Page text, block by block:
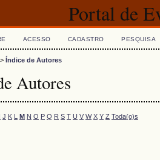
Portal de
ACESSO CADASTRO PESQUISA
> Índice de Autores
Autores
J K L M N O P Q R S T U V W X Y Z Toda(o)s